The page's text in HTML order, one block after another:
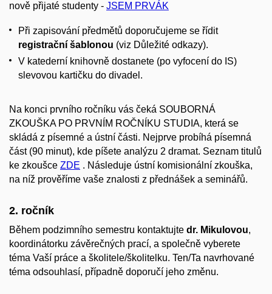
nově přijaté studenty - JSEM PRVÁK
Při zapisování předmětů doporučujeme se řídit
registrační šablonou (viz Důležité odkazy).
V katederní knihovně dostanete (po vyfocení do IS)
slevovou kartičku do divadel.
Na konci prvního ročníku vás čeká SOUBORNÁ
ZKOUŠKA PO PRVNÍM ROČNÍKU STUDIA, která se
skládá z písemné a ústní části. Nejprve probíhá písemná
část (90 minut), kde píšete analýzu 2 dramat. Seznam titulů
ke zkoušce ZDE . Následuje ústní komisionální zkouška,
na níž prověříme vaše znalosti z přednášek a seminářů.
2. ročník
Během podzimního semestru kontaktujte dr. Mikulovou,
koordinátorku závěrečných prací, a společně vyberete
téma Vaší práce a školitele/školitelku. Ten/Ta navrhované
téma odsouhlasí, případně doporučí jeho změnu.